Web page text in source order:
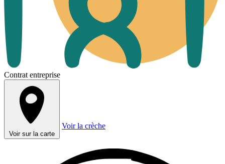
Contrat entreprise
Voir sur la carte
Voir la crèche